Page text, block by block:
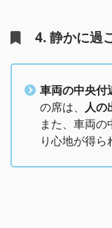
4. 静かに過
車両の中央付
の席は、 人の
また、車両
り心地が得ら